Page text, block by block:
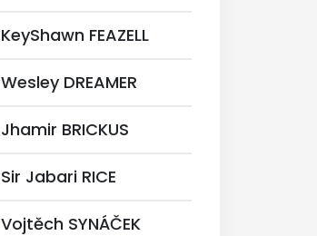
KeyShawn FEAZELL
Wesley DREAMER
Jhamir BRICKUS
Sir Jabari RICE
Vojtěch SYNÁČEK